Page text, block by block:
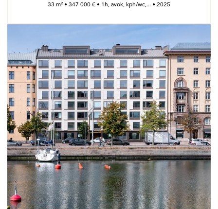
33 m² • 347 000 € • 1h, avok, kph/wc,... • 2025